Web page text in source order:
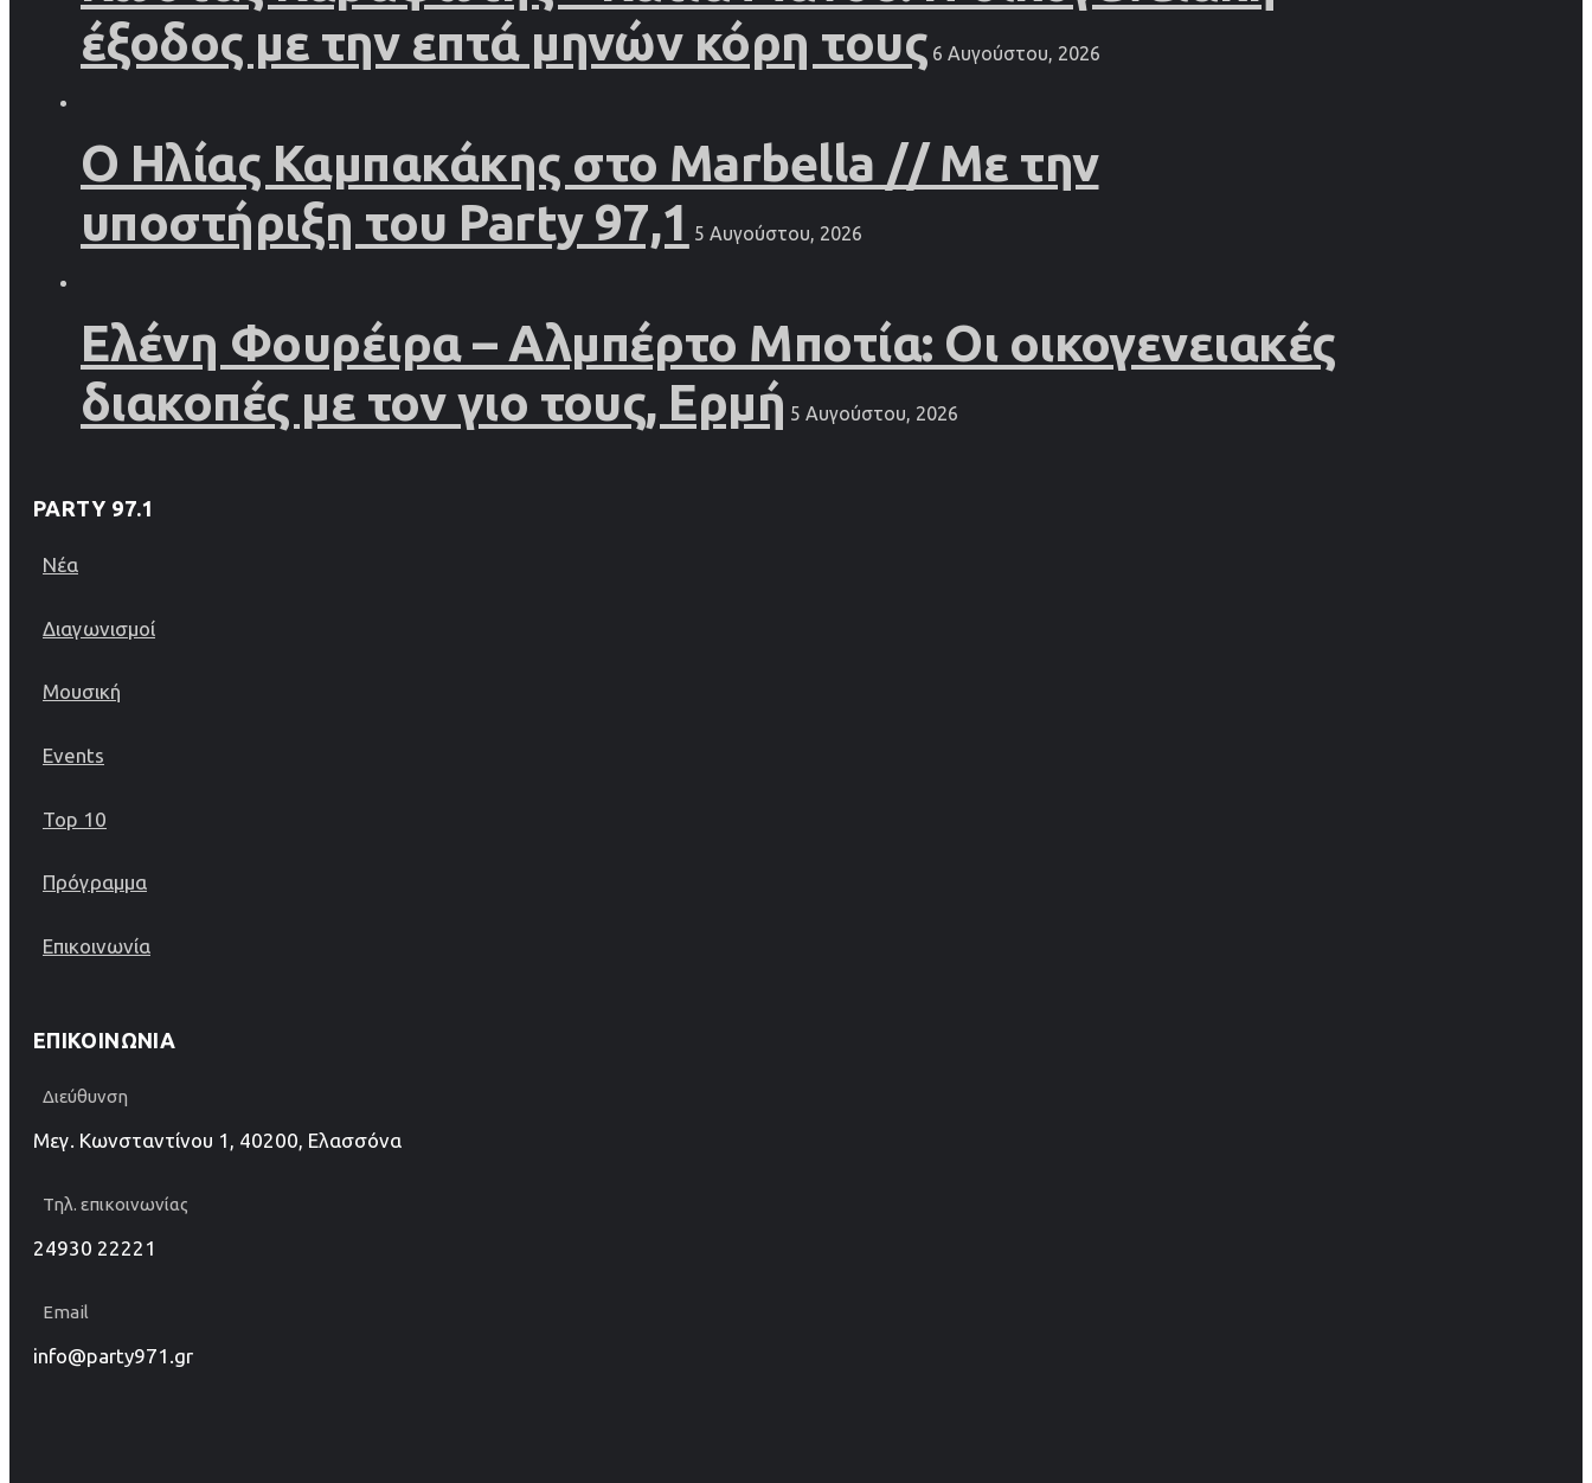
έξοδος με την επτά μηνών κόρη τους 6 Αυγούστου, 2026
Ο Ηλίας Καμπακάκης στο Marbella // Με την
υποστήριξη του Party 97,1
5 Αυγούστου, 2026
Ελένη Φουρέιρα – Αλμπέρτο Μποτία: Οι οικογενειακές
διακοπές με τον γιο τους, Ερμή 5 Αυγούστου, 2026
PARTY 97.1
Νέα
Διαγωνισμοί
Μουσική
Events
Top 10
Πρόγραμμα
Επικοινωνία
ΕΠΙΚΟΙΝΩΝΊΑ
Διεύθυνση
Μεγ. Κωνσταντίνου 1, 40200, Ελασσόνα
Τηλ. επικοινωνίας
24930 22221
Email
info@party971.gr